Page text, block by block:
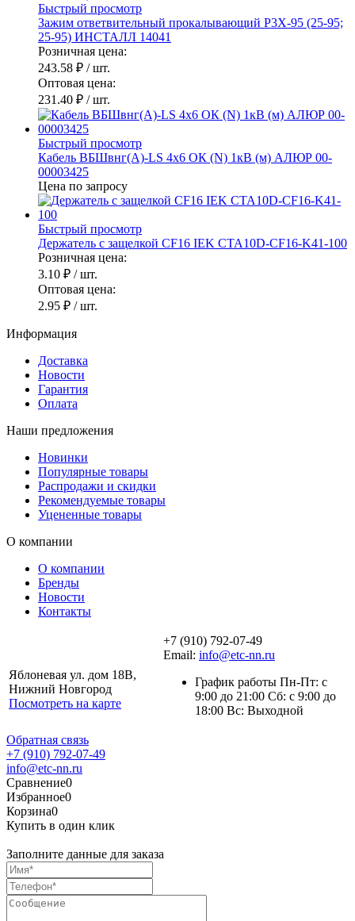
Быстрый просмотр
Зажим ответвительный прокалывающий P3X-95 (25-95;
25-95) ИНСТАЛЛ 14041
Розничная цена:
243.58 ₽ / шт.
Оптовая цена:
231.40 ₽ / шт.
Быстрый просмотр
Кабель ВБШвнг(А)-LS 4х6 ОК (N) 1кВ (м) АЛЮР 00-
00003425
Цена по запросу
Быстрый просмотр
Держатель с защелкой CF16 IEK CTA10D-CF16-K41-100
Розничная цена:
3.10 ₽ / шт.
Оптовая цена:
2.95 ₽ / шт.
Информация
Доставка
Новости
Гарантия
Оплата
Наши предложения
Новинки
Популярные товары
Распродажи и скидки
Рекомендуемые товары
Уцененные товары
О компании
О компании
Бренды
Новости
Контакты
Яблоневая ул. дом 18В,
Нижний Новгород
Посмотреть на карте
+7 (910) 792-07-49
Email: info@etc-nn.ru
График работы Пн-Пт: с
9:00 до 21:00 Сб: с 9:00 до
18:00 Вс: Выходной
Обратная связь
+7 (910) 792-07-49
info@etc-nn.ru
Сравнение0
Избранное0
Корзина0
Купить в один клик
Заполните данные для заказа